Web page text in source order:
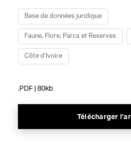
Base de données juridique
Faune, Flore, Parcs et Reserves
Côte d’Ivoire
.PDF | 80kb
Télécharger